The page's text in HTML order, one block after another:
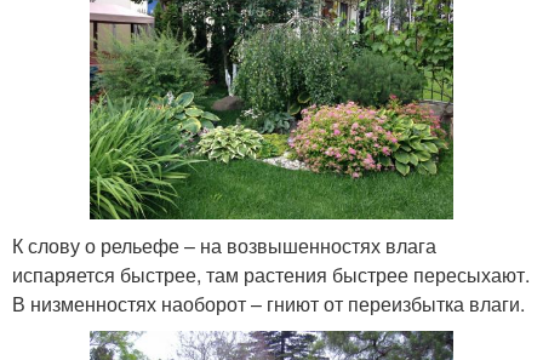
К слову о рельефе – на возвышенностях влага
испаряется быстрее, там растения быстрее пересыхают.
В низменностях наоборот – гниют от переизбытка влаги.